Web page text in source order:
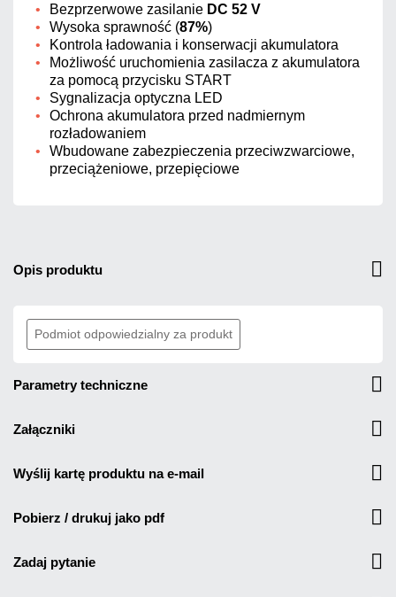
Bezprzerwowe zasilanie DC 52 V
Wysoka sprawność (87%)
Kontrola ładowania i konserwacji akumulatora
Możliwość uruchomienia zasilacza z akumulatora
za pomocą przycisku START
Sygnalizacja optyczna LED
Ochrona akumulatora przed nadmiernym
rozładowaniem
Wbudowane zabezpieczenia przeciwzwarciowe,
przeciążeniowe, przepięciowe
opis produktu
Podmiot odpowiedzialny za produkt
parametry techniczne
załączniki
wyślij kartę produktu na e-mail
pobierz / drukuj jako pdf
zadaj pytanie